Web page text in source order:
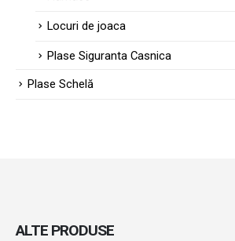
Locuri de joaca
Plase Siguranta Casnica
Plase Schelă
ALTE PRODUSE